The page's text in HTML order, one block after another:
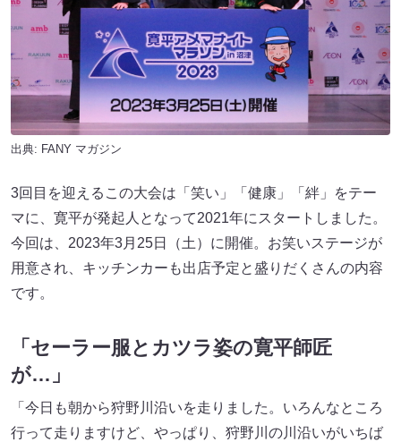
出典: FANY マガジン
3回目を迎えるこの大会は「笑い」「健康」「絆」をテー
マに、寛平が発起人となって2021年にスタートしました。
今回は、2023年3月25日（土）に開催。お笑いステージが
用意され、キッチンカーも出店予定と盛りだくさんの内容
です。
「セーラー服とカツラ姿の寛平師匠
が…」
「今日も朝から狩野川沿いを走りました。いろんなところ
行って走りますけど、やっぱり、狩野川の川沿いがいちば